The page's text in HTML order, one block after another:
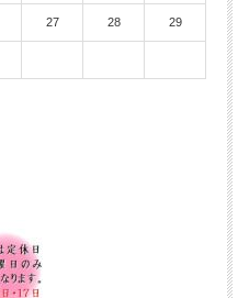
27 28 29